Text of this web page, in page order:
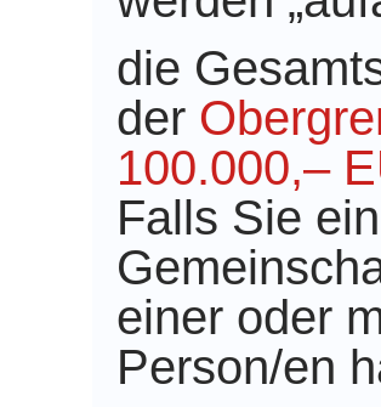
die
der
100.000,–
Falls Sie ein
einer oder
Person/en